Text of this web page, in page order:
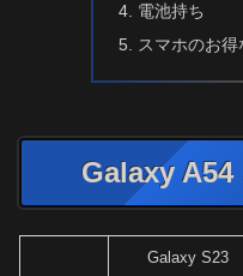
電池持ち
スマホのお
Galaxy A54
Galaxy S23